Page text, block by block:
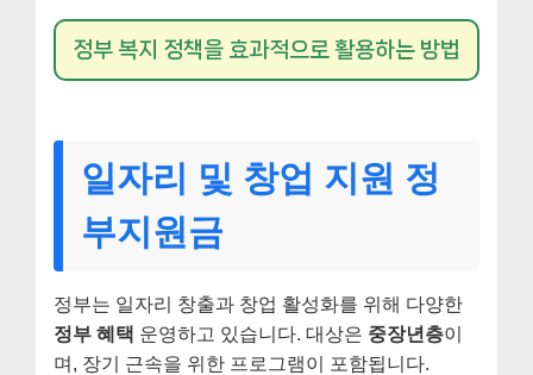
정부 복지 정책을 효과적으로 활용하는 방법
일자리 및 창업 지원 정
부지원금
정부는 일자리 창출과 창업 활성화를 위해 다양한
정부 혜택 운영하고 있습니다. 대상은 중장년층이
며, 장기 근속을 위한 프로그램이 포함됩니다.